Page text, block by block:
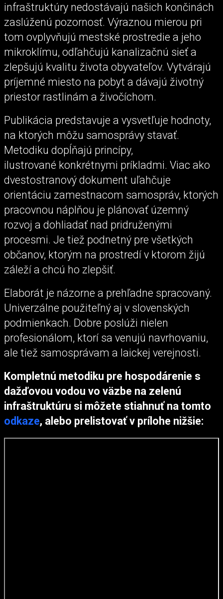
infraštruktúry nedostávajú našich končinách
zaslúženú pozornosť. Výraznou mierou pri
tom ovplyvňujú mestské prostredie a jeho
mikroklímu, odľahčujú kanalizačnú sieť a
zlepšujú kvalitu života obyvateľov. Vytvárajú
príjemné miesto na pobyt a dávajú životný
priestor rastlinám a živočíchom.
Publikácia predstavuje a vysvetľuje hodnoty,
na ktorých môžu samosprávy stavať.
Metodiku dopĺňajú princípy,
ilustrované konkrétnymi príkladmi. Viac ako
dvestostranový dokument uľahčuje
orientáciu zamestnacom samospráv, ktorých
pracovnou náplňou je plánovať územný
rozvoj a dohliadať nad pridruženými
procesmi. Je tiež podnetný pre všetkých
občanov, ktorým na prostredí v ktorom žijú
záleží a chcú ho zlepšiť.
Elaborát je názorne a prehľadne spracovaný.
Univerzálne použiteľný aj v slovenských
podmienkach. Dobre poslúži nielen
profesionálom, ktorí sa venujú navrhovaniu,
ale tiež samosprávam a laickej verejnosti.
Kompletnú metodiku pre hospodárenie s
dažďovou vodou vo väzbe na zelenú
infraštruktúru si môžete stiahnuť na tomto
odkaze, alebo prelistovať v prílohe nižšie: